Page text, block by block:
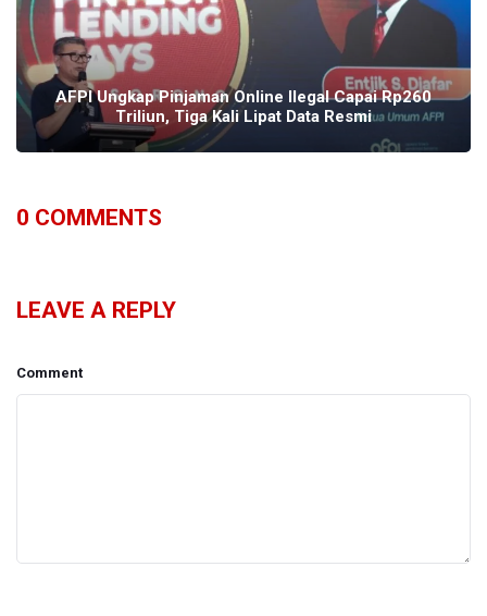
AFPI Ungkap Pinjaman Online Ilegal Capai Rp260
Triliun, Tiga Kali Lipat Data Resmi
0 COMMENTS
LEAVE A REPLY
Comment